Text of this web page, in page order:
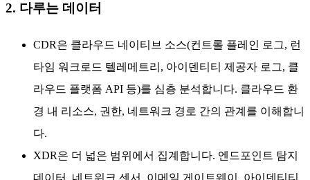
2. 다루는 데이터
CDR은 클라우드 네이티브 소스(컨트롤 플레인 로그, 런
타임 워크로드 텔레메트리, 아이덴티티 제공자 로그, 클
라우드 플랫폼 API 등)를 심층 분석합니다. 클라우드 환
경 내 리소스, 권한, 네트워크 경로 간의 관계를 이해합니
다.
XDR은 더 넓은 범위에서 집계합니다. 엔드포인트 탐지
데이터, 네트워크 센서, 이메일 게이트웨이, 아이덴티티